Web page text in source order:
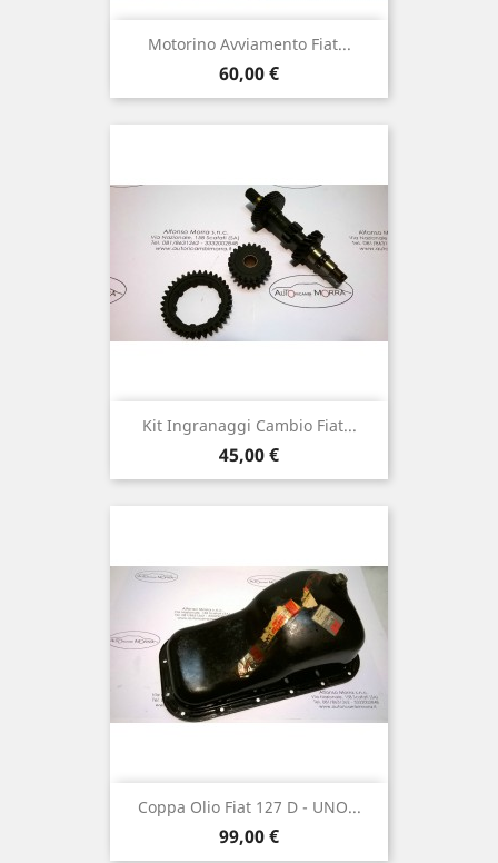
Motorino Avviamento Fiat...
Prezzo
60,00 €
Kit Ingranaggi Cambio Fiat...
Prezzo
45,00 €
Coppa Olio Fiat 127 D - UNO...
Prezzo
99,00 €